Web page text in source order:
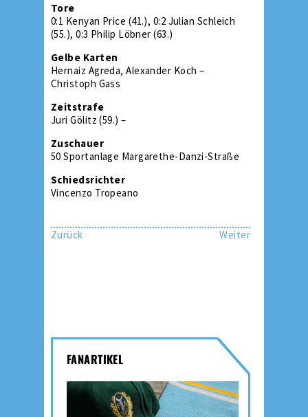
Tore
0:1 Kenyan Price (41.), 0:2 Julian Schleich
(55.), 0:3 Philip Löbner (63.)
Gelbe Karten
Hernaiz Agreda, Alexander Koch –
Christoph Gass
Zeitstrafe
Juri Gölitz (59.) –
Zuschauer
50 Sportanlage Margarethe-Danzi-Straße
Schiedsrichter
Vincenzo Tropeano
Zurück Weiter
FANARTIKEL